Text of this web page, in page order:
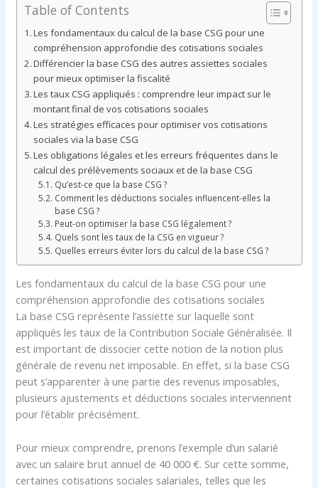
Table of Contents
Les fondamentaux du calcul de la base CSG pour une
compréhension approfondie des cotisations sociales
Différencier la base CSG des autres assiettes sociales
pour mieux optimiser la fiscalité
Les taux CSG appliqués : comprendre leur impact sur le
montant final de vos cotisations sociales
Les stratégies efficaces pour optimiser vos cotisations
sociales via la base CSG
Les obligations légales et les erreurs fréquentes dans le
calcul des prélèvements sociaux et de la base CSG
Qu’est-ce que la base CSG ?
Comment les déductions sociales influencent-elles la
base CSG ?
Peut-on optimiser la base CSG légalement ?
Quels sont les taux de la CSG en vigueur ?
Quelles erreurs éviter lors du calcul de la base CSG ?
Les fondamentaux du calcul de la base CSG pour une
compréhension approfondie des cotisations sociales
La base CSG représente l’assiette sur laquelle sont
appliqués les taux de la Contribution Sociale Généralisée. Il
est important de dissocier cette notion de la notion plus
générale de revenu net imposable. En effet, si la base CSG
peut s’apparenter à une partie des revenus imposables,
plusieurs ajustements et déductions sociales interviennent
pour l’établir précisément.
Pour mieux comprendre, prenons l’exemple d’un salarié
avec un salaire brut annuel de 40 000 €. Sur cette somme,
certaines cotisations sociales salariales, telles que les